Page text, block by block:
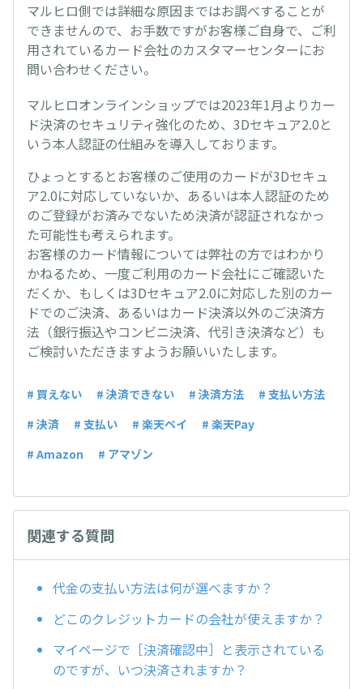
マルヒロ側では詳細な原因まではお調べすることが
できませんので、お手数ですがお客様ご自身で、ご利
用されているカード会社のカスタマーセンターにお
問い合わせください。
マルヒロオンラインショップでは2023年1月よりカー
ド決済のセキュリティ強化のため、3Dセキュア2.0と
いう本人認証の仕組みを導入しております。
ひょっとするとお客様のご使用のカードが3Dセキュ
ア2.0に対応していないか、あるいは本人認証のため
のご登録がお済みでないため決済が認証されなかっ
た可能性も考えられます。
お客様のカード情報については弊社の方ではわかり
かねるため、一度ご利用のカード会社にご確認いた
だくか、もしくは3Dセキュア2.0に対応した別のカー
ドでのご決済、あるいはカード決済以外のご決済方
法（銀行振込やコンビニ決済、代引き決済など）も
ご検討いただきますようお願いいたします。
# 買えない # 決済できない # 決済方法
# 支払い方法
# 決済
# 支払い # 楽天ペイ
# 楽天Pay
# Amazon
# アマゾン
関連する質問
代金の支払い方法は何が選べますか？
どこのクレジットカードの会社が使えますか？
マイページで［決済確認中］と表示されている
のですが、いつ決済されますか？